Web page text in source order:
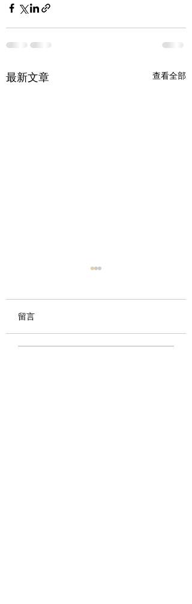
最新文章 查看全部
催眠可以做什麼？#1
III 初階＋進階 四日（初傳
留言